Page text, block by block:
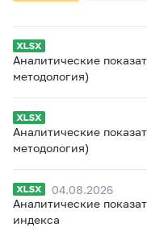
Аналитические
методология)
Аналитические
методология)
04.08.2026
Аналитические
индекса